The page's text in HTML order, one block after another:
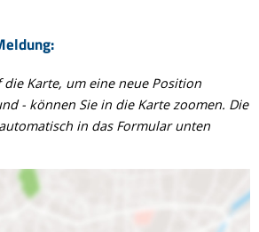
Karte, um eine neue Position
- können Sie in die Karte zoomen. Die
in das Formular unten